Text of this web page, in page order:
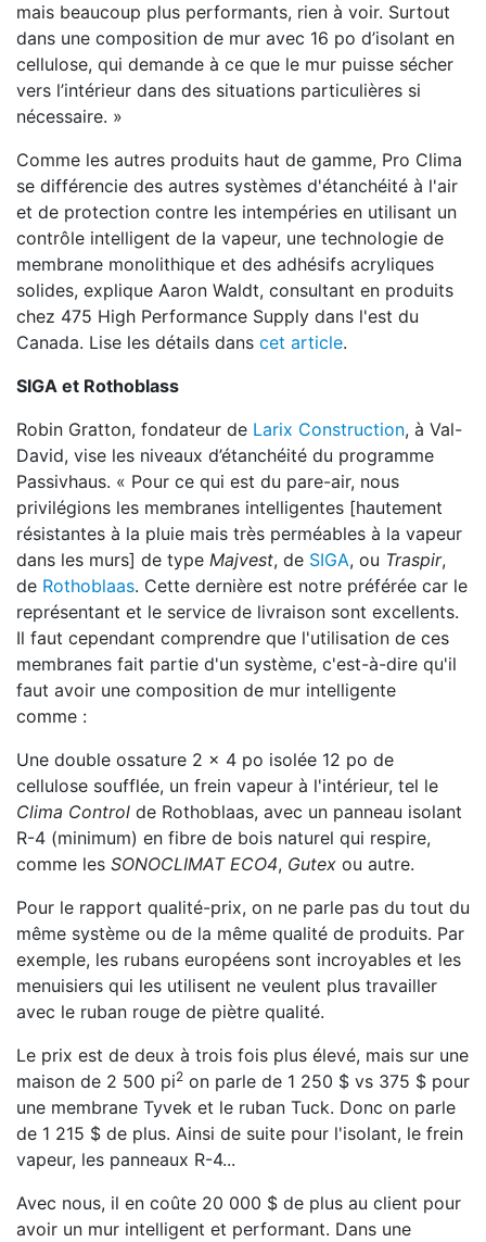
mais beaucoup plus performants, rien à voir. Surtout
dans une composition de mur avec 16 po d’isolant en
cellulose, qui demande à ce que le mur puisse sécher
vers l’intérieur dans des situations particulières si
nécessaire. »
Comme les autres produits haut de gamme, Pro Clima
se différencie des autres systèmes d'étanchéité à l'air
et de protection contre les intempéries en utilisant un
contrôle intelligent de la vapeur, une technologie de
membrane monolithique et des adhésifs acryliques
solides, explique Aaron Waldt, consultant en produits
chez 475 High Performance Supply dans l'est du
Canada. Lise les détails dans cet article.
SIGA et Rothoblass
Robin Gratton, fondateur de Larix Construction, à Val-
David, vise les niveaux d’étanchéité du programme
Passivhaus. « Pour ce qui est du pare-air, nous
privilégions les membranes intelligentes [hautement
résistantes à la pluie mais très perméables à la vapeur
dans les murs] de type Majvest, de SIGA, ou Traspir,
de Rothoblaas. Cette dernière est notre préférée car le
représentant et le service de livraison sont excellents.
Il faut cependant comprendre que l'utilisation de ces
membranes fait partie d'un système, c'est-à-dire qu'il
faut avoir une composition de mur intelligente
comme :
Une double ossature 2 x 4 po isolée 12 po de
cellulose soufflée, un frein vapeur à l'intérieur, tel le
Clima Control de Rothoblaas, avec un panneau isolant
R-4 (minimum) en fibre de bois naturel qui respire,
comme les SONOCLIMAT ECO4, Gutex ou autre.
Pour le rapport qualité-prix, on ne parle pas du tout du
même système ou de la même qualité de produits. Par
exemple, les rubans européens sont incroyables et les
menuisiers qui les utilisent ne veulent plus travailler
avec le ruban rouge de piètre qualité.
Le prix est de deux à trois fois plus élevé, mais sur une
maison de 2 500 pi2 on parle de 1 250 $ vs 375 $ pour
une membrane Tyvek et le ruban Tuck. Donc on parle
de 1 215 $ de plus. Ainsi de suite pour l'isolant, le frein
vapeur, les panneaux R-4...
Avec nous, il en coûte 20 000 $ de plus au client pour
avoir un mur intelligent et performant. Dans une